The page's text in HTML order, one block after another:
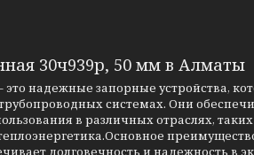
30ч939р, 50 мм в Алматы
надежные запорные устройства,
системах. Они
в различных отраслях,
долговечность и надежность в